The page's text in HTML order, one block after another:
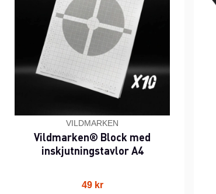
VILDMARKEN
Vildmarken® Block med
inskjutningstavlor A4
49 kr